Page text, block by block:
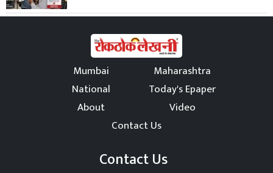
Mumbai
Maharashtra
National
Today's Epaper
About
Video
Contact Us
Contact Us